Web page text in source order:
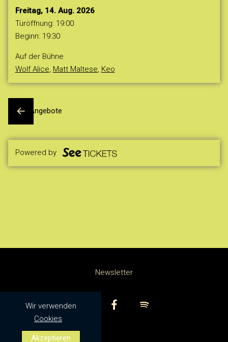
Freitag, 14. Aug. 2026
Türöffnung: 19:00
Beginn: 19:30
Auf der Bühne
Wolf Alice Matt Maltese Keo
Alle Angebote
Powered by
Newsletter
Wir verwenden
Cookies
Akzeptieren